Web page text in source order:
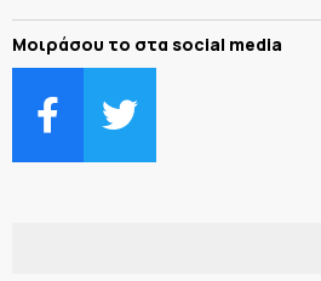
Μοιράσου το στα social media